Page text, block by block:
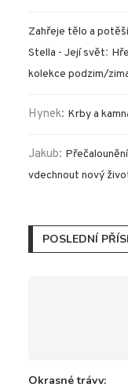
Zahřeje tělo a
Stella - Její svět:
kolekce podzim/
Hynek: Krby a
Jakub:
vdechnout nový
POSLEDNÍ
Okrasné trávy: